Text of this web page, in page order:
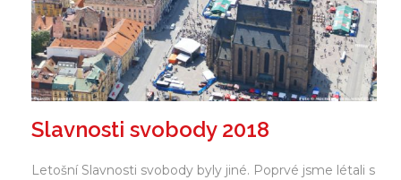
Slavnosti svobody 2018
Letošní Slavnosti svobody byly jiné. Poprvé jsme létali s